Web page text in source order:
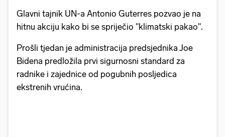
Glavni tajnik UN-a Antonio Guterres pozvao je na
hitnu akciju kako bi se spriječio "klimatski pakao".
Prošli tjedan je administracija predsjednika Joe
Bidena predložila prvi sigurnosni standard za
radnike i zajednice od pogubnih posljedica
ekstrenih vrućina.